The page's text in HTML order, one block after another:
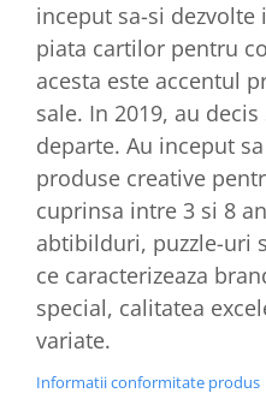
inceput sa-si
piata cartilor pentru
acesta este accentul
sale. In 2019, au
departe. Au inceput
produse creative
cuprinsa intre 3 si 8
abtibilduri, puzzle-uri
ce caracterizeaza
special, calitatea
variate.
Informatii conformitate produs